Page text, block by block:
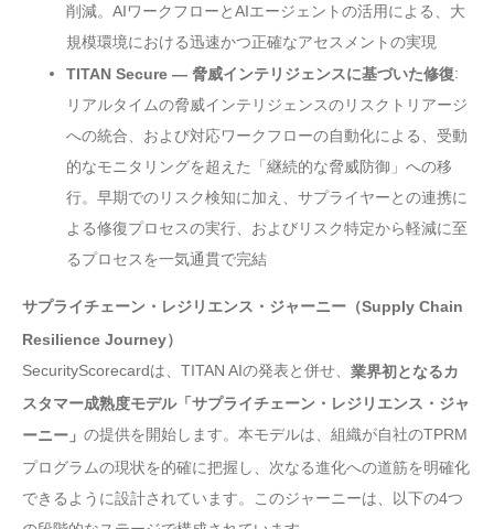
削減。AIワークフローとAIエージェントの活用による、大
規模環境における迅速かつ正確なアセスメントの実現
TITAN Secure — 脅威インテリジェンスに基づいた修復:
リアルタイムの脅威インテリジェンスのリスクトリアージ
への統合、および対応ワークフローの自動化による、受動
的なモニタリングを超えた「継続的な脅威防御」への移
行。早期でのリスク検知に加え、サプライヤーとの連携に
よる修復プロセスの実行、およびリスク特定から軽減に至
るプロセスを一気通貫で完結
サプライチェーン・レジリエンス・ジャーニー（Supply Chain
Resilience Journey）
SecurityScorecardは、TITAN AIの発表と併せ、 業界初となるカ
スタマー成熟度モデル「サプライチェーン・レジリエンス・ジャ
ーニー」 の提供を開始します。本モデルは、組織が自社のTPRM
プログラムの現状を的確に把握し、次なる進化への道筋を明確化
できるように設計されています。このジャーニーは、以下の4つ